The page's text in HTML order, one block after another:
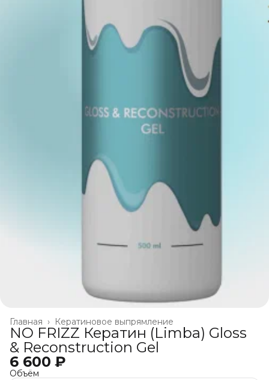
Кератиновое выпрямление
Главная ›
NO FRIZZ Кератин (Limba) Gloss
& Reconstruction Gel
6 600 ₽
Объём